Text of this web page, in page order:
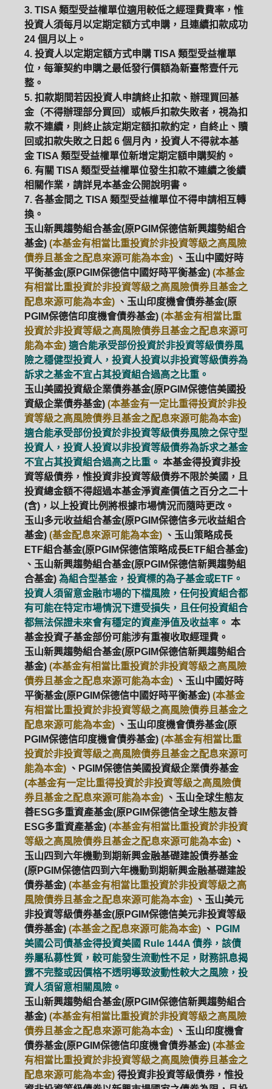
ETF 中國好時平衡 壽星優惠
醫療生化 中國品牌 0%手續費
大中華
3. TISA 類型受益權單位適用較低之經理費費率，惟
投資人須每月以定期定額方式申購，且連續扣款成功
24 個月以上。
4. 投資人以定期定額方式申購 TISA 類型受益權單
位，每筆契約申購之最低發行價額為新臺幣壹仟元
整。
5. 扣款期間若因投資人申請終止扣款、辦理買回基
金（不得辦理部分買回）或帳戶扣款失敗者，視為扣
款不連續，則終止該定期定額扣款約定，自終止、贖
回或扣款失敗之日起 6 個月內，投資人不得就本基
金 TISA 類型受益權單位新增定期定額申購契約。
6. 有關 TISA 類型受益權單位發生扣款不連續之後續
相關作業，請詳見本基金公開說明書。
7. 各基金間之 TISA 類型受益權單位不得申請相互轉
換。
玉山新興趨勢組合基金(原PGIM保德信新興趨勢組合
基金) (本基金有相當比重投資於非投資等級之高風險
債券且基金之配息來源可能為本金) 、玉山中國好時
平衡基金(原PGIM保德信中國好時平衡基金) (本基金
有相當比重投資於非投資等級之高風險債券且基金之
配息來源可能為本金) 、玉山印度機會債券基金(原
PGIM保德信印度機會債券基金) (本基金有相當比重
投資於非投資等級之高風險債券且基金之配息來源可
能為本金) 適合能承受部份投資於非投資等級債券風
險之穩健型投資人，投資人投資以非投資等級債券為
訴求之基金不宜占其投資組合過高之比重。
玉山美國投資級企業債券基金(原PGIM保德信美國投
資級企業債券基金) (本基金有一定比重得投資於非投
資等級之高風險債券且基金之配息來源可能為本金)
適合能承受部份投資於非投資等級債券風險之保守型
投資人，投資人投資以非投資等級債券為訴求之基金
不宜占其投資組合過高之比重。 本基金得投資非投
資等級債券，惟投資非投資等級債券不限於美國，且
投資總金額不得超過本基金淨資產價值之百分之二十
(含)，以上投資比例將根據市場情況而隨時更改。
玉山多元收益組合基金(原PGIM保德信多元收益組合
基金) (基金配息來源可能為本金) 、玉山策略成長
ETF組合基金(原PGIM保德信策略成長ETF組合基金)
、玉山新興趨勢組合基金(原PGIM保德信新興趨勢組
合基金) 為組合型基金，投資標的為子基金或ETF。
投資人須留意金融市場的下檔風險，任何投資組合都
有可能在特定市場情況下遭受損失，且任何投資組合
都無法保證未來會有穩定的資產淨值及收益率。 本
基金投資子基金部份可能涉有重複收取經理費。
玉山新興趨勢組合基金(原PGIM保德信新興趨勢組合
基金) (本基金有相當比重投資於非投資等級之高風險
債券且基金之配息來源可能為本金) 、玉山中國好時
平衡基金(原PGIM保德信中國好時平衡基金) (本基金
有相當比重投資於非投資等級之高風險債券且基金之
配息來源可能為本金) 、玉山印度機會債券基金(原
PGIM保德信印度機會債券基金) (本基金有相當比重
投資於非投資等級之高風險債券且基金之配息來源可
能為本金) 、PGIM保德信美國投資級企業債券基金
(本基金有一定比重得投資於非投資等級之高風險債
券且基金之配息來源可能為本金) 、玉山全球生態友
善ESG多重資產基金(原PGIM保德信全球生態友善
ESG多重資產基金) (本基金有相當比重投資於非投資
等級之高風險債券且基金之配息來源可能為本金) 、
玉山四到六年機動到期新興金融基礎建設債券基金
(原PGIM保德信四到六年機動到期新興金融基礎建設
債券基金) (本基金有相當比重投資於非投資等級之高
風險債券且基金之配息來源可能為本金) 、玉山美元
非投資等級債券基金(原PGIM保德信美元非投資等級
債券基金) (本基金之配息來源可能為本金) 、
PGIM
美國公司債基金得投資美國 Rule 144A 債券，該債
券屬私募性質，較可能發生流動性不足，財務訊息揭
露不完整或因價格不透明導致波動性較大之風險，投
資人須留意相關風險。
玉山新興趨勢組合基金(原PGIM保德信新興趨勢組合
基金) (本基金有相當比重投資於非投資等級之高風險
債券且基金之配息來源可能為本金) 、玉山印度機會
債券基金(原PGIM保德信印度機會債券基金) (本基金
有相當比重投資於非投資等級之高風險債券且基金之
配息來源可能為本金) 得投資非投資等級債券，惟投